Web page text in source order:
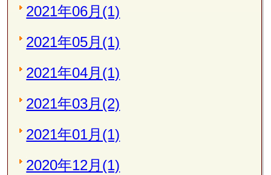
2021年06月(1)
2021年05月(1)
2021年04月(1)
2021年03月(2)
2021年01月(1)
2020年12月(1)